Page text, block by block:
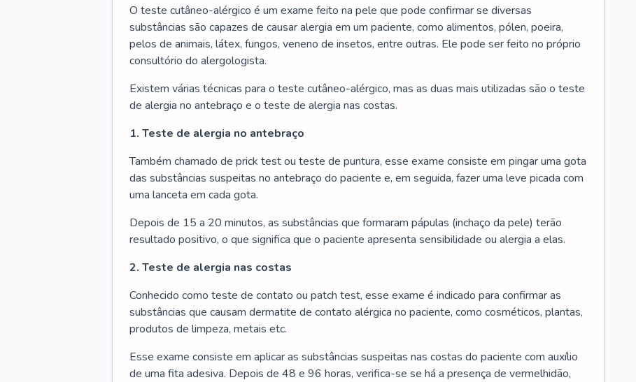
O teste cutâneo-alérgico é um exame feito na pele que pode confirmar se diversas
substâncias são capazes de causar alergia em um paciente, como alimentos, pólen, poeira,
pelos de animais, látex, fungos, veneno de insetos, entre outras. Ele pode ser feito no próprio
consultório do alergologista.
Existem várias técnicas para o teste cutâneo-alérgico, mas as duas mais utilizadas são o teste
de alergia no antebraço e o teste de alergia nas costas.
1. Teste de alergia no antebraço
Também chamado de prick test ou teste de puntura, esse exame consiste em pingar uma gota
das substâncias suspeitas no antebraço do paciente e, em seguida, fazer uma leve picada com
uma lanceta em cada gota.
Depois de 15 a 20 minutos, as substâncias que formaram pápulas (inchaço da pele) terão
resultado positivo, o que significa que o paciente apresenta sensibilidade ou alergia a elas.
2. Teste de alergia nas costas
Conhecido como teste de contato ou patch test, esse exame é indicado para confirmar as
substâncias que causam dermatite de contato alérgica no paciente, como cosméticos, plantas,
produtos de limpeza, metais etc.
Esse exame consiste em aplicar as substâncias suspeitas nas costas do paciente com auxílio
de uma fita adesiva. Depois de 48 e 96 horas, verifica-se se há a presença de vermelhidão,